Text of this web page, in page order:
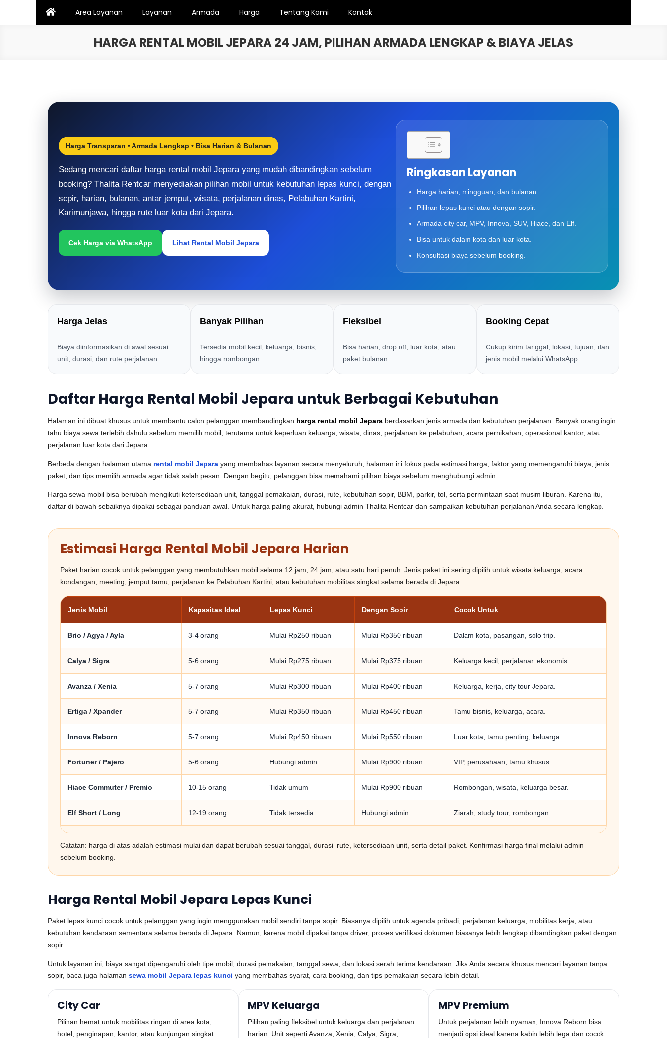
Area Layanan Layanan Armada Harga Tentang Kami Kontak
HARGA RENTAL MOBIL JEPARA 24 JAM, PILIHAN ARMADA LENGKAP & BIAYA JELAS
Harga Transparan • Armada Lengkap • Bisa Harian & Bulanan
Sedang mencari daftar harga rental mobil Jepara yang mudah dibandingkan sebelum
booking? Thalita Rentcar menyediakan pilihan mobil untuk kebutuhan lepas kunci, dengan
sopir, harian, bulanan, antar jemput, wisata, perjalanan dinas, Pelabuhan Kartini,
Karimunjawa, hingga rute luar kota dari Jepara.
Cek Harga via WhatsApp Lihat Rental Mobil Jepara
Ringkasan Layanan
Harga harian, mingguan, dan bulanan.
Pilihan lepas kunci atau dengan sopir.
Armada city car, MPV, Innova, SUV, Hiace, dan Elf.
Bisa untuk dalam kota dan luar kota.
Konsultasi biaya sebelum booking.
Harga Jelas
Biaya diinformasikan di awal sesuai
unit, durasi, dan rute perjalanan.
Banyak Pilihan
Tersedia mobil kecil, keluarga, bisnis,
hingga rombongan.
Fleksibel
Bisa harian, drop off, luar kota, atau
paket bulanan.
Booking Cepat
Cukup kirim tanggal, lokasi, tujuan, dan
jenis mobil melalui WhatsApp.
Daftar Harga Rental Mobil Jepara untuk Berbagai Kebutuhan
Halaman ini dibuat khusus untuk membantu calon pelanggan membandingkan harga rental mobil Jepara berdasarkan jenis armada dan kebutuhan perjalanan. Banyak orang ingin
tahu biaya sewa terlebih dahulu sebelum memilih mobil, terutama untuk keperluan keluarga, wisata, dinas, perjalanan ke pelabuhan, acara pernikahan, operasional kantor, atau
perjalanan luar kota dari Jepara.
Berbeda dengan halaman utama rental mobil Jepara yang membahas layanan secara menyeluruh, halaman ini fokus pada estimasi harga, faktor yang memengaruhi biaya, jenis
paket, dan tips memilih armada agar tidak salah pesan. Dengan begitu, pelanggan bisa memahami pilihan biaya sebelum menghubungi admin.
Harga sewa mobil bisa berubah mengikuti ketersediaan unit, tanggal pemakaian, durasi, rute, kebutuhan sopir, BBM, parkir, tol, serta permintaan saat musim liburan. Karena itu,
daftar di bawah sebaiknya dipakai sebagai panduan awal. Untuk harga paling akurat, hubungi admin Thalita Rentcar dan sampaikan kebutuhan perjalanan Anda secara lengkap.
Estimasi Harga Rental Mobil Jepara Harian
Paket harian cocok untuk pelanggan yang membutuhkan mobil selama 12 jam, 24 jam, atau satu hari penuh. Jenis paket ini sering dipilih untuk wisata keluarga, acara
kondangan, meeting, jemput tamu, perjalanan ke Pelabuhan Kartini, atau kebutuhan mobilitas singkat selama berada di Jepara.
Jenis Mobil Kapasitas Ideal Lepas Kunci Dengan Sopir Cocok Untuk
Brio / Agya / Ayla 3-4 orang Mulai Rp250 ribuan Mulai Rp350 ribuan Dalam kota, pasangan, solo trip.
Calya / Sigra 5-6 orang Mulai Rp275 ribuan Mulai Rp375 ribuan Keluarga kecil, perjalanan ekonomis.
Avanza / Xenia 5-7 orang Mulai Rp300 ribuan Mulai Rp400 ribuan Keluarga, kerja, city tour Jepara.
Ertiga / Xpander 5-7 orang Mulai Rp350 ribuan Mulai Rp450 ribuan Tamu bisnis, keluarga, acara.
Innova Reborn 5-7 orang Mulai Rp450 ribuan Mulai Rp550 ribuan Luar kota, tamu penting, keluarga.
Fortuner / Pajero 5-6 orang Hubungi admin Mulai Rp900 ribuan VIP, perusahaan, tamu khusus.
Hiace Commuter / Premio 10-15 orang Tidak umum Mulai Rp900 ribuan Rombongan, wisata, keluarga besar.
Elf Short / Long 12-19 orang Tidak tersedia Hubungi admin Ziarah, study tour, rombongan.
Catatan: harga di atas adalah estimasi mulai dan dapat berubah sesuai tanggal, durasi, rute, ketersediaan unit, serta detail paket. Konfirmasi harga final melalui admin
sebelum booking.
Harga Rental Mobil Jepara Lepas Kunci
Paket lepas kunci cocok untuk pelanggan yang ingin menggunakan mobil sendiri tanpa sopir. Biasanya dipilih untuk agenda pribadi, perjalanan keluarga, mobilitas kerja, atau
kebutuhan kendaraan sementara selama berada di Jepara. Namun, karena mobil dipakai tanpa driver, proses verifikasi dokumen biasanya lebih lengkap dibandingkan paket dengan
sopir.
Untuk layanan ini, biaya sangat dipengaruhi oleh tipe mobil, durasi pemakaian, tanggal sewa, dan lokasi serah terima kendaraan. Jika Anda secara khusus mencari layanan tanpa
sopir, baca juga halaman sewa mobil Jepara lepas kunci yang membahas syarat, cara booking, dan tips pemakaian secara lebih detail.
City Car
Pilihan hemat untuk mobilitas ringan di area kota,
hotel, penginapan, kantor, atau kunjungan singkat.
MPV Keluarga
Pilihan paling fleksibel untuk keluarga dan perjalanan
harian. Unit seperti Avanza, Xenia, Calya, Sigra,
MPV Premium
Untuk perjalanan lebih nyaman, Innova Reborn bisa
menjadi opsi ideal karena kabin lebih lega dan cocok